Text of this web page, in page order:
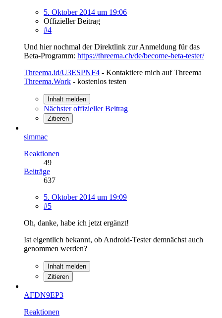
5. Oktober 2014 um 19:06
Offizieller Beitrag
#4
Und hier nochmal der Direktlink zur Anmeldung für das
Beta-Programm: https://threema.ch/de/become-beta-tester/
Threema.id/U3ESPNF4 - Kontaktiere mich auf Threema
Threema.Work - kostenlos testen
Inhalt melden
Nächster offizieller Beitrag
Zitieren
simmac
Reaktionen
49
Beiträge
637
5. Oktober 2014 um 19:09
#5
Oh, danke, habe ich jetzt ergänzt!
Ist eigentlich bekannt, ob Android-Tester demnächst auch
genommen werden?
Inhalt melden
Zitieren
AFDN9EP3
Reaktionen